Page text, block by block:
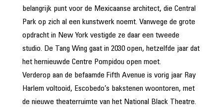
belangrijk punt voor de Mexicaanse architect, die Central
Park op zich al een kunstwerk noemt. Vanwege de grote
opdracht in New York vestigde ze daar een tweede
studio. De Tang Wing gaat in 2030 open, hetzelfde jaar dat
het hernieuwde Centre Pompidou open moet.
Verderop aan de befaamde Fifth Avenue is vorig jaar Ray
Harlem voltooid, Escobedo’s bakstenen woontoren, met
de nieuwe theaterruimte van het National Black Theatre.